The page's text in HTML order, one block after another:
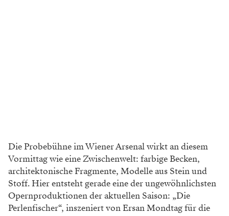
Die Probebühne im Wiener Arsenal wirkt an diesem
Vormittag wie eineZwischenwelt: farbige Becken,
architektonische Fragmente, Modelle aus Stein und
Stoff. Hier entsteht geradeeine der ungewöhnlichsten
Opernproduktionen der aktuellen Saison: „Die
Perlenfischer“, inszeniert von Ersan Mondtag für die